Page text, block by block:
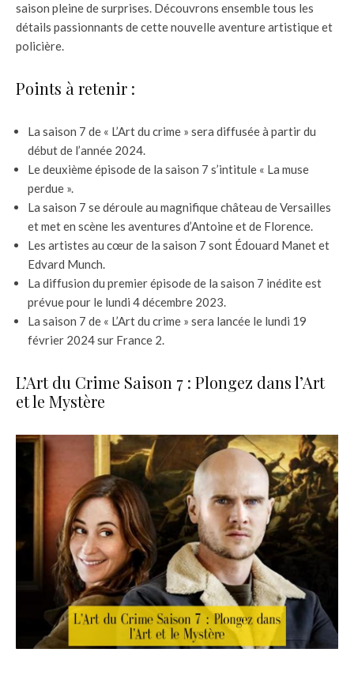
saison pleine de surprises. Découvrons ensemble tous les
détails passionnants de cette nouvelle aventure artistique et
policière.
Points à retenir :
La saison 7 de « L’Art du crime » sera diffusée à partir du
début de l’année 2024.
Le deuxième épisode de la saison 7 s’intitule « La muse
perdue ».
La saison 7 se déroule au magnifique château de Versailles
et met en scène les aventures d’Antoine et de Florence.
Les artistes au cœur de la saison 7 sont Édouard Manet et
Edvard Munch.
La diffusion du premier épisode de la saison 7 inédite est
prévue pour le lundi 4 décembre 2023.
La saison 7 de « L’Art du crime » sera lancée le lundi 19
février 2024 sur France 2.
L’Art du Crime Saison 7 : Plongez dans l’Art
et le Mystère